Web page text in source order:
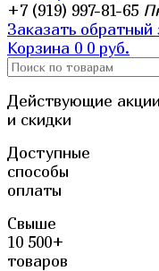
+7 (919) 997-81-65
Заказать обратный
Корзина 0 0 руб.
Действующие акции
и скидки
Доступные
способы
оплаты
Свыше
10 500+
товаров